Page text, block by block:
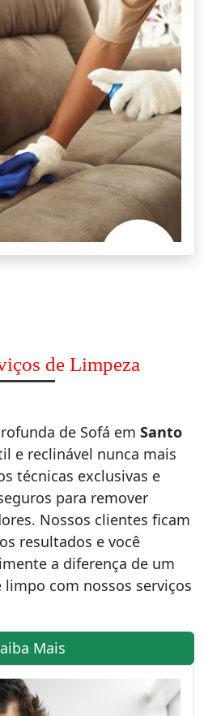
de Limpeza
de Sofá em Santo
e reclinável nunca mais
técnicas exclusivas e
para remover
Nossos clientes ficam
resultados e você
a diferença de um
com nossos serviços
Mais